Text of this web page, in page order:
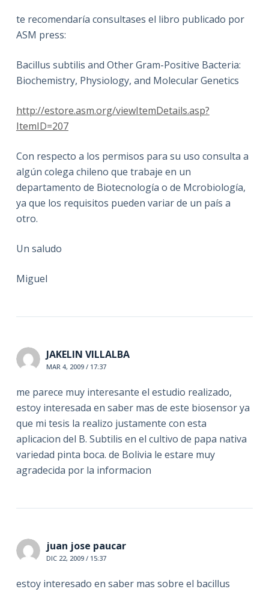
te recomendaría consultases el libro publicado por
ASM press:
Bacillus subtilis and Other Gram-Positive Bacteria:
Biochemistry, Physiology, and Molecular Genetics
http://estore.asm.org/viewItemDetails.asp?
ItemID=207
Con respecto a los permisos para su uso consulta a
algún colega chileno que trabaje en un
departamento de Biotecnología o de Mcrobiología,
ya que los requisitos pueden variar de un país a
otro.
Un saludo
Miguel
JAKELIN VILLALBA
MAR 4, 2009 / 17:37
me parece muy interesante el estudio realizado,
estoy interesada en saber mas de este biosensor ya
que mi tesis la realizo justamente con esta
aplicacion del B. Subtilis en el cultivo de papa nativa
variedad pinta boca. de Bolivia le estare muy
agradecida por la informacion
juan jose paucar
DIC 22, 2009 / 15:37
estoy interesado en saber mas sobre el bacillus